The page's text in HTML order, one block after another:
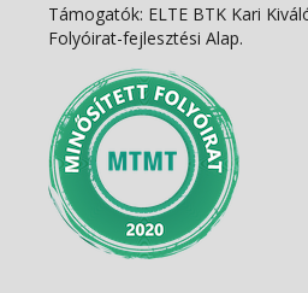
Támogatók: ELTE BTK Kari
Folyóirat-fejlesztési Alap.